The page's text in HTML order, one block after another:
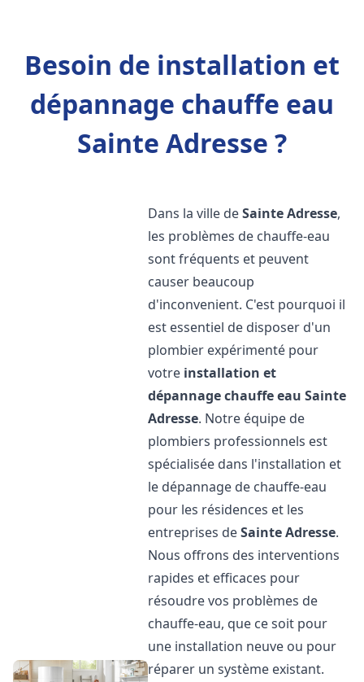
Besoin de installation et
dépannage chauffe eau
Sainte Adresse ?
Dans la ville deSainte Adresse,
les problèmes de chauffe-eau
sont fréquents et peuvent
causer beaucoup
d'inconvenient. C'est pourquoi il
est essentiel de disposer d'un
plombier expérimenté pour
votre installation et
dépannage chauffe eau Sainte
Adresse. Notre équipe de
plombiers professionnels est
spécialisée dans l'installation et
le dépannage de chauffe-eau
pour les résidences et les
entreprises deSainte Adresse.
Nous offrons des interventions
rapides et efficaces pour
résoudre vos problèmes de
chauffe-eau, que ce soit pour
une installation neuve ou pour
réparer un système existant.